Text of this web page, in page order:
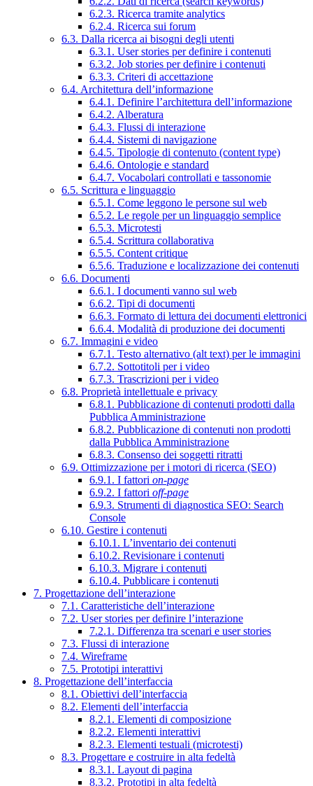
6.2.3. Ricerca tramite analytics
6.2.4. Ricerca sui forum
6.3. Dalla ricerca ai bisogni degli utenti
6.3.1. User stories per definire i contenuti
6.3.2. Job stories per definire i contenuti
6.3.3. Criteri di accettazione
6.4. Architettura dell’informazione
6.4.1. Definire l’architettura dell’informazione
6.4.2. Alberatura
6.4.3. Flussi di interazione
6.4.4. Sistemi di navigazione
6.4.5. Tipologie di contenuto (content type)
6.4.6. Ontologie e standard
6.4.7. Vocabolari controllati e tassonomie
6.5. Scrittura e linguaggio
6.5.1. Come leggono le persone sul web
6.5.2. Le regole per un linguaggio semplice
6.5.3. Microtesti
6.5.4. Scrittura collaborativa
6.5.5. Content critique
6.5.6. Traduzione e localizzazione dei contenuti
6.6. Documenti
6.6.1. I documenti vanno sul web
6.6.2. Tipi di documenti
6.6.3. Formato di lettura dei documenti elettronici
6.6.4. Modalità di produzione dei documenti
6.7. Immagini e video
6.7.1. Testo alternativo (alt text) per le immagini
6.7.2. Sottotitoli per i video
6.7.3. Trascrizioni per i video
6.8. Proprietà intellettuale e privacy
6.8.1. Pubblicazione di contenuti prodotti dalla
Pubblica Amministrazione
6.8.2. Pubblicazione di contenuti non prodotti
dalla Pubblica Amministrazione
6.8.3. Consenso dei soggetti ritratti
6.9. Ottimizzazione per i motori di ricerca (SEO)
6.9.1. I fattori on-page
6.9.2. I fattori off-page
6.9.3. Strumenti di diagnostica SEO: Search
Console
6.10. Gestire i contenuti
6.10.1. L’inventario dei contenuti
6.10.2. Revisionare i contenuti
6.10.3. Migrare i contenuti
6.10.4. Pubblicare i contenuti
7. Progettazione dell’interazione
7.1. Caratteristiche dell’interazione
7.2. User stories per definire l’interazione
7.2.1. Differenza tra scenari e user stories
7.3. Flussi di interazione
7.4. Wireframe
7.5. Prototipi interattivi
8. Progettazione dell’interfaccia
8.1. Obiettivi dell’interfaccia
8.2. Elementi dell’interfaccia
8.2.1. Elementi di composizione
8.2.2. Elementi interattivi
8.2.3. Elementi testuali (microtesti)
8.3. Progettare e costruire in alta fedeltà
8.3.1. Layout di pagina
8.3.2. Prototipi in alta fedeltà